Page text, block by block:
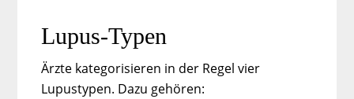
Lupus-Typen
Ärzte kategorisieren in der Regel vier
Lupustypen. Dazu gehören: